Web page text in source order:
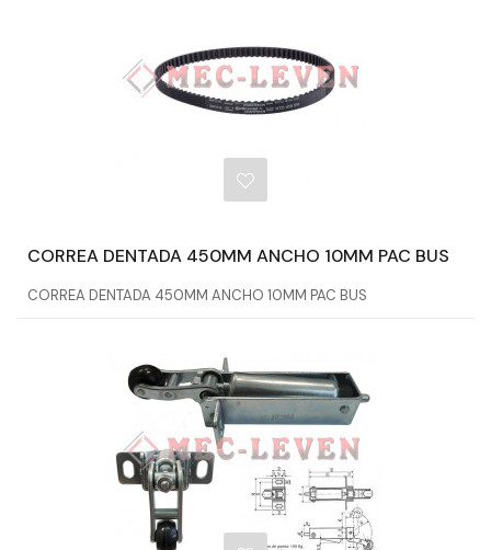
CORREA DENTADA 450MM ANCHO 10MM PAC BUS
CORREA DENTADA 450MM ANCHO 10MM PAC BUS